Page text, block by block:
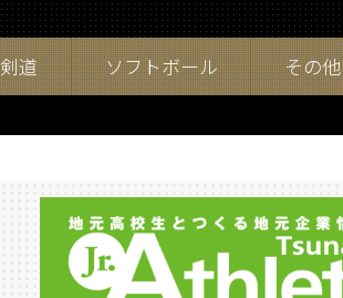
剣道 ソフトボール その他